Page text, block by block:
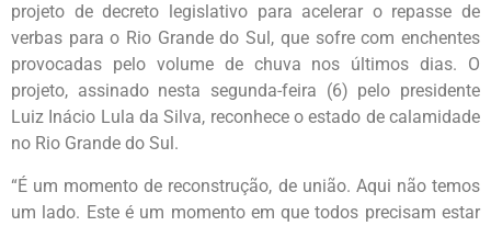
projeto de decreto legislativo para acelerar o repasse de
verbas para o Rio Grande do Sul, que sofre com enchentes
provocadas pelo volume de chuva nos últimos dias. O
projeto, assinado nesta segunda-feira (6) pelo presidente
Luiz Inácio Lula da Silva, reconhece o estado de calamidade
no Rio Grande do Sul.
“É um momento de reconstrução, de união. Aqui não temos
um lado. Este é um momento em que todos precisam estar